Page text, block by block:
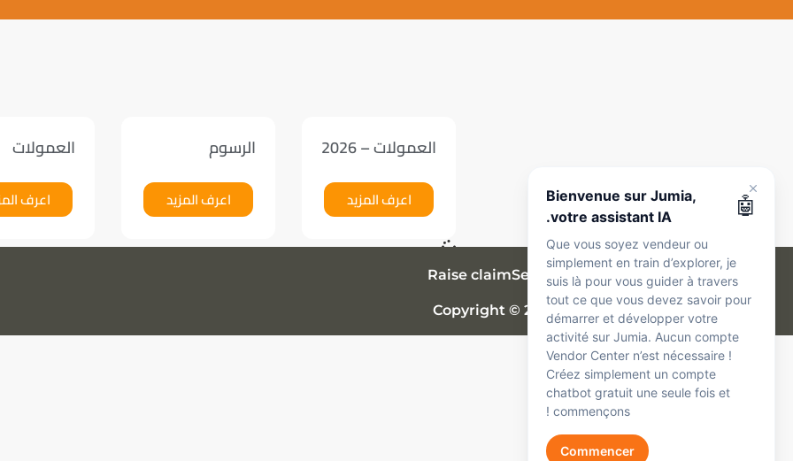
العمولات – 2026
اعرف المزيد
الرسوم
اعرف المزيد
العمولات
اعرف
Penalties
Commissions
Sell on Jumia
Raise claim
Copyright © 2026. All Rights Reserved to Jumia
🤖
Bienvenue sur Jumia,
votre assistant IA.
Que vous soyez vendeur ou
simplement en train d’explorer, je
suis là pour vous guider à travers
tout ce que vous devez savoir pour
démarrer et développer votre
activité sur Jumia. Aucun compte
Vendor Center n’est nécessaire !
Créez simplement un compte
chatbot gratuit une seule fois et
commençons !
Commencer
moment, que vous soyez vendeur ou
simplement en exploration. Parlez-moi en
vous aider avec :
🛍️
Inscription
Inscription et configuration du compte
Commandes
Commandes et expédition
💰
Paiements
Paiements, commissions et frais
📋
Produits
Mise en ligne des produits
Réclamations
Réclamations et support
Get Started